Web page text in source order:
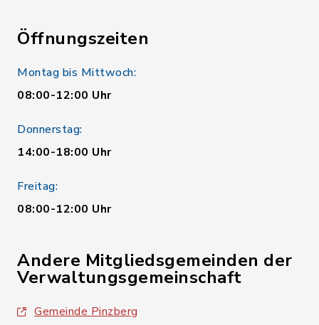
Öffnungszeiten
Montag bis Mittwoch:
08:00-12:00 Uhr
Donnerstag:
14:00-18:00 Uhr
Freitag:
08:00-12:00 Uhr
Andere Mitgliedsgemeinden der
Verwaltungsgemeinschaft
Gemeinde Pinzberg